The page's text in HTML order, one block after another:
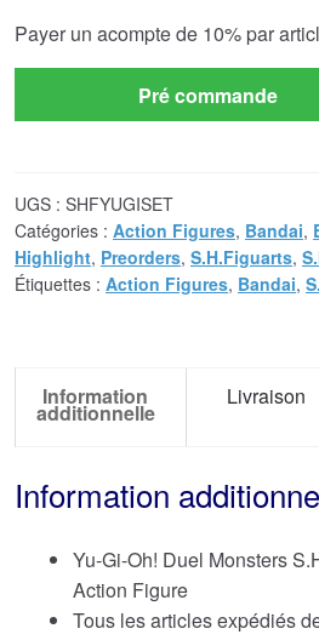
Payer un acompte de 10% par
Pré commande
UGS : SHFYUGISET
Catégories : Action Figures, Bandai,
Highlight, Preorders, S.H.Figuarts,
Étiquettes : Action Figures, Bandai,
Information
additionnelle
Livraison
Information
Yu-Gi-Oh! Duel Monsters
Action Figure
Tous les articles expédiés